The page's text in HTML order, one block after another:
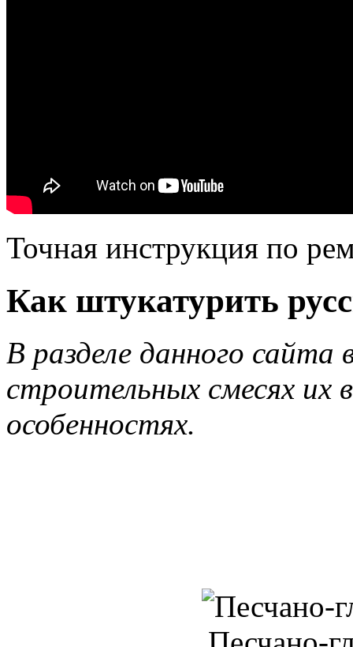
Точная инструкция по
Как штукатурить
В разделе данного сайта
строительных смесях их
особенностях.